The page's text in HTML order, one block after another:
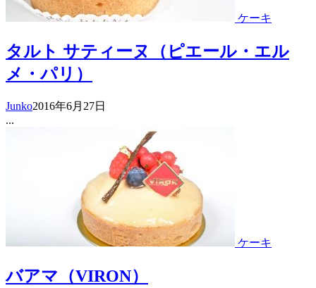
ケーキ
タルト サティーヌ（ピエール・エル
メ・パリ）
Junko2016年6月27日
...
ケーキ
バアマ（VIRON）